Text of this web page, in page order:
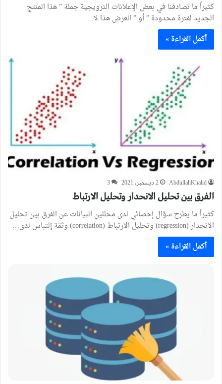
كثيراً ما تصادفنا في بعض الإعلانات الترويجية جملة ” هذا المنتج
الجديد لفترة محدودة ” أو ” العرض هذا لا…
أكمل القراءة »
AbdullahKhalid 2 ديسمبر، 2021 3
الفرق بين تحليل الانحدار وتحليل الارتباط
كثيراً ما يطرح سؤال إحصائي لدى محللين البيانات عن الفرق بين تحليل
الانحدار (regression) وتحليل الارتباط (correlation) وثمّة إلتباس لدى…
أكمل القراءة »